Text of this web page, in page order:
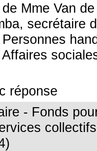
Mme Van
secrétaire
réponse
- Fonds